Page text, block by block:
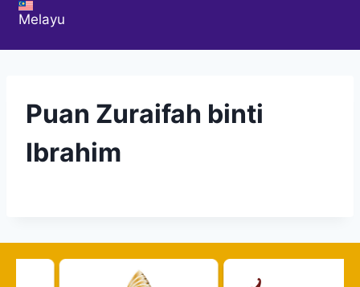
Melayu
Puan Zuraifah binti
Ibrahim